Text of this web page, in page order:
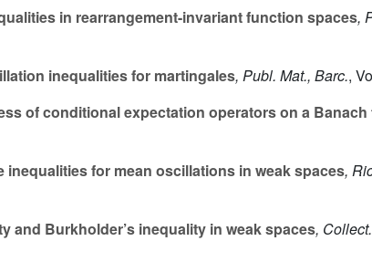
in rearrangement-invariant function spaces,
inequalities for martingales, Publ. Mat., Barc.,
of conditional expectation operators on a
inequalities for mean oscillations in weak spaces,
and Burkholder’s inequality in weak spaces,